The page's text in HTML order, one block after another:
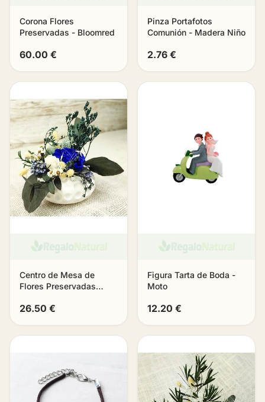
Corona Flores
Preservadas - Bloomred
60.00 €
Pinza Portafotos
Comunión - Madera Niño
2.76 €
Centro de Mesa de
Flores Preservadas
26.50 €
Figura Tarta de Boda -
Moto
12.20 €